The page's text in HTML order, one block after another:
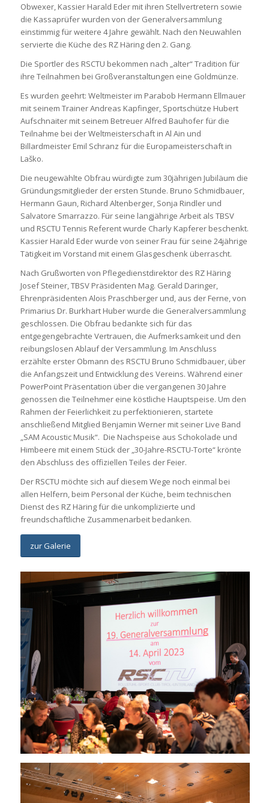
Obwexer, Kassier Harald Eder mit ihren Stellvertretern sowie
die Kassaprüfer wurden von der Generalversammlung
einstimmig für weitere 4 Jahre gewählt. Nach den Neuwahlen
servierte die Küche des RZ Häring den 2. Gang.
Die Sportler des RSCTU bekommen nach „alter“ Tradition für
ihre Teilnahmen bei Großveranstaltungen eine Goldmünze.
Es wurden geehrt: Weltmeister im Parabob Hermann Ellmauer
mit seinem Trainer Andreas Kapfinger, Sportschütze Hubert
Aufschnaiter mit seinem Betreuer Alfred Bauhofer für die
Teilnahme bei der Weltmeisterschaft in Al Ain und
Billardmeister Emil Schranz für die Europameisterschaft in
Laško.
Die neugewählte Obfrau würdigte zum 30jährigen Jubiläum die
Gründungsmitglieder der ersten Stunde. Bruno Schmidbauer,
Hermann Gaun, Richard Altenberger, Sonja Rindler und
Salvatore Smarrazzo. Für seine langjährige Arbeit als TBSV
und RSCTU Tennis Referent wurde Charly Kapferer beschenkt.
Kassier Harald Eder wurde von seiner Frau für seine 24jährige
Tätigkeit im Vorstand mit einem Glasgeschenk überrascht.
Nach Grußworten von Pflegedienstdirektor des RZ Häring
Josef Steiner, TBSV Präsidenten Mag. Gerald Daringer,
Ehrenpräsidenten Alois Praschberger und, aus der Ferne, von
Primarius Dr. Burkhart Huber wurde die Generalversammlung
geschlossen. Die Obfrau bedankte sich für das
entgegengebrachte Vertrauen, die Aufmerksamkeit und den
reibungslosen Ablauf der Versammlung. Im Anschluss
erzählte erster Obmann des RSCTU Bruno Schmidbauer, über
die Anfangszeit und Entwicklung des Vereins. Während einer
PowerPoint Präsentation über die vergangenen 30 Jahre
genossen die Teilnehmer eine köstliche Hauptspeise. Um den
Rahmen der Feierlichkeit zu perfektionieren, startete
anschließend Mitglied Benjamin Werner mit seiner Live Band
„SAM Acoustic Musik“. Die Nachspeise aus Schokolade und
Himbeere mit einem Stück der „30-Jahre-RSCTU-Torte“ krönte
den Abschluss des offiziellen Teiles der Feier.
Der RSCTU möchte sich auf diesem Wege noch einmal bei
allen Helfern, beim Personal der Küche, beim technischen
Dienst des RZ Häring für die unkomplizierte und
freundschaftliche Zusammenarbeit bedanken.
zur Galerie